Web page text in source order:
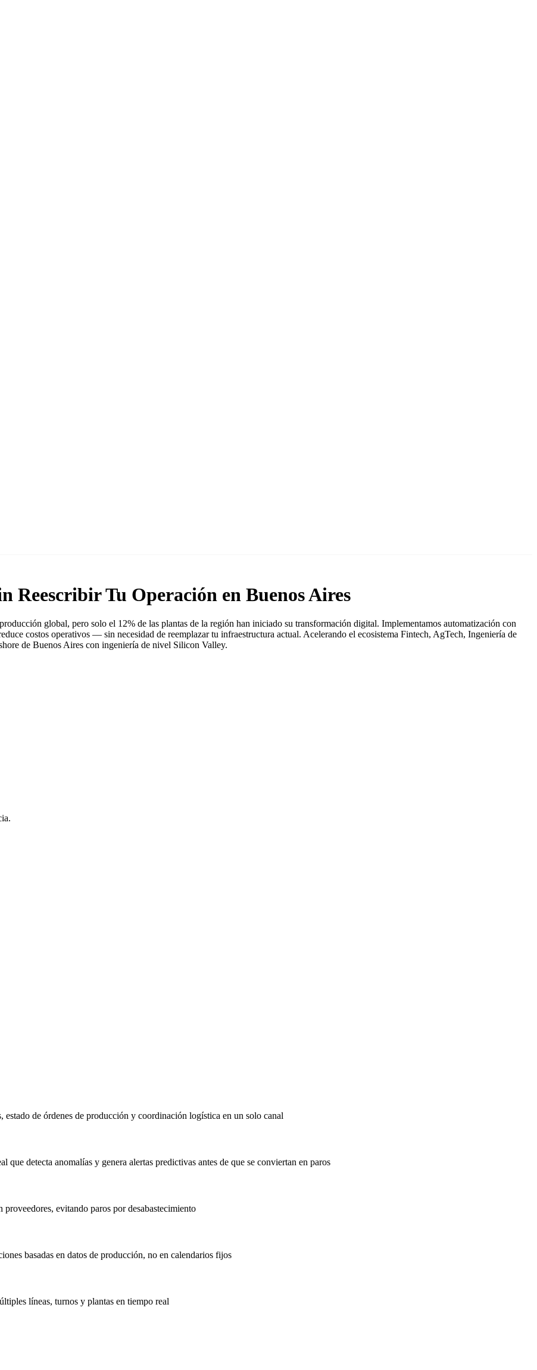
Reescribir Tu Operación en Buenos Aires
global, pero solo el 12% de las plantas de la región han iniciado su transformación digital. Implementamos automatización con
costos operativos — sin necesidad de reemplazar tu infraestructura actual. Acelerando el ecosistema Fintech, AgTech, Ingeniería de
de Buenos Aires con ingeniería de nivel Silicon Valley.
de órdenes de producción y coordinación logística en un solo canal
detecta anomalías y genera alertas predictivas antes de que se conviertan en paros
evitando paros por desabastecimiento
basadas en datos de producción, no en calendarios fijos
líneas, turnos y plantas en tiempo real